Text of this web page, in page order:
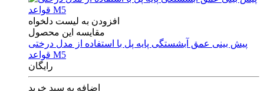
افزودن به لیست دلخواه
مقایسه این محصول
پیش بینی عمق آبشستگی پایه پل با استفاده از مدل درختی
قواعد M5
رایگان
اضافه به سبد خرید